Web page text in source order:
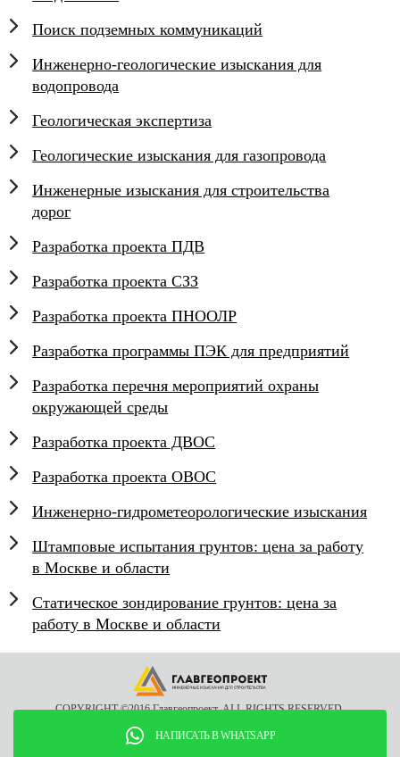
Поиск подземных коммуникаций
Инженерно-геологические изыскания для
водопровода
Геологическая экспертиза
Геологические изыскания для газопровода
Инженерные изыскания для строительства
дорог
Разработка проекта ПДВ
Разработка проекта СЗЗ
Разработка проекта ПНООЛР
Разработка программы ПЭК для предприятий
Разработка перечня мероприятий охраны
окружающей среды
Разработка проекта ДВОС
Разработка проекта ОВОС
Инженерно-гидрометеорологические изыскания
Штамповые испытания грунтов: цена за работу
в Москве и области
Статическое зондирование грунтов: цена за
работу в Москве и области
COPYRIGHT ©2016 Главгеопроект. ALL RIGHTS RESERVED.
Информация
НАПИСАТЬ В WHATSAPP